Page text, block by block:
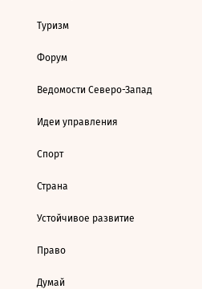
Туризм
Форум
Ведомости Северо-Запад
Идеи управления
Спорт
Страна
Устойчивое развитие
Право
Думай